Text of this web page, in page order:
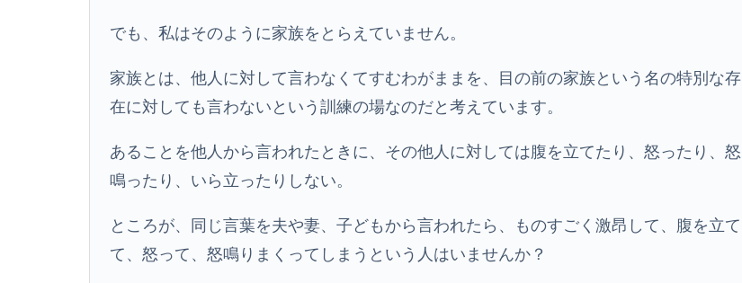
でも、私はそのように家族をとらえていません。
家族とは、他人に対して言わなくてすむわがままを、目の前の家族という名の特別な存
在に対しても言わないという訓練の場なのだと考えています。
あることを他人から言われたときに、その他人に対しては腹を立てたり、怒ったり、怒
鳴ったり、いら立ったりしない。
ところが、同じ言葉を夫や妻、子どもから言われたら、ものすごく激昂して、腹を立て
て、怒って、怒鳴りまくってしまうという人はいませんか？